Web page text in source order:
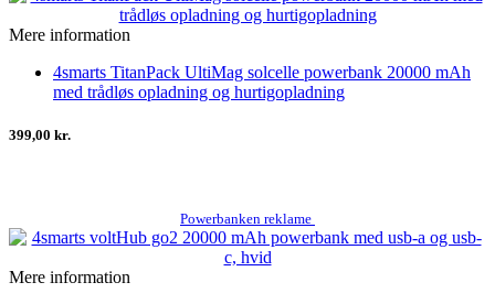
Mere information
4smarts TitanPack UltiMag solcelle powerbank 20000 mAh
med trådløs opladning og hurtigopladning
399,00 kr.
Powerbanken reklame
Mere information